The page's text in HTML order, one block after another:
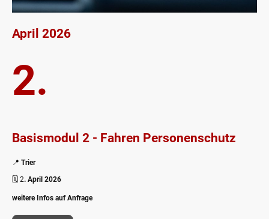
April 2026
2.
Basismodul 2 - Fahren Personenschutz
📍 Trier
🗓️ 2. April 2026
weitere Infos auf Anfrage